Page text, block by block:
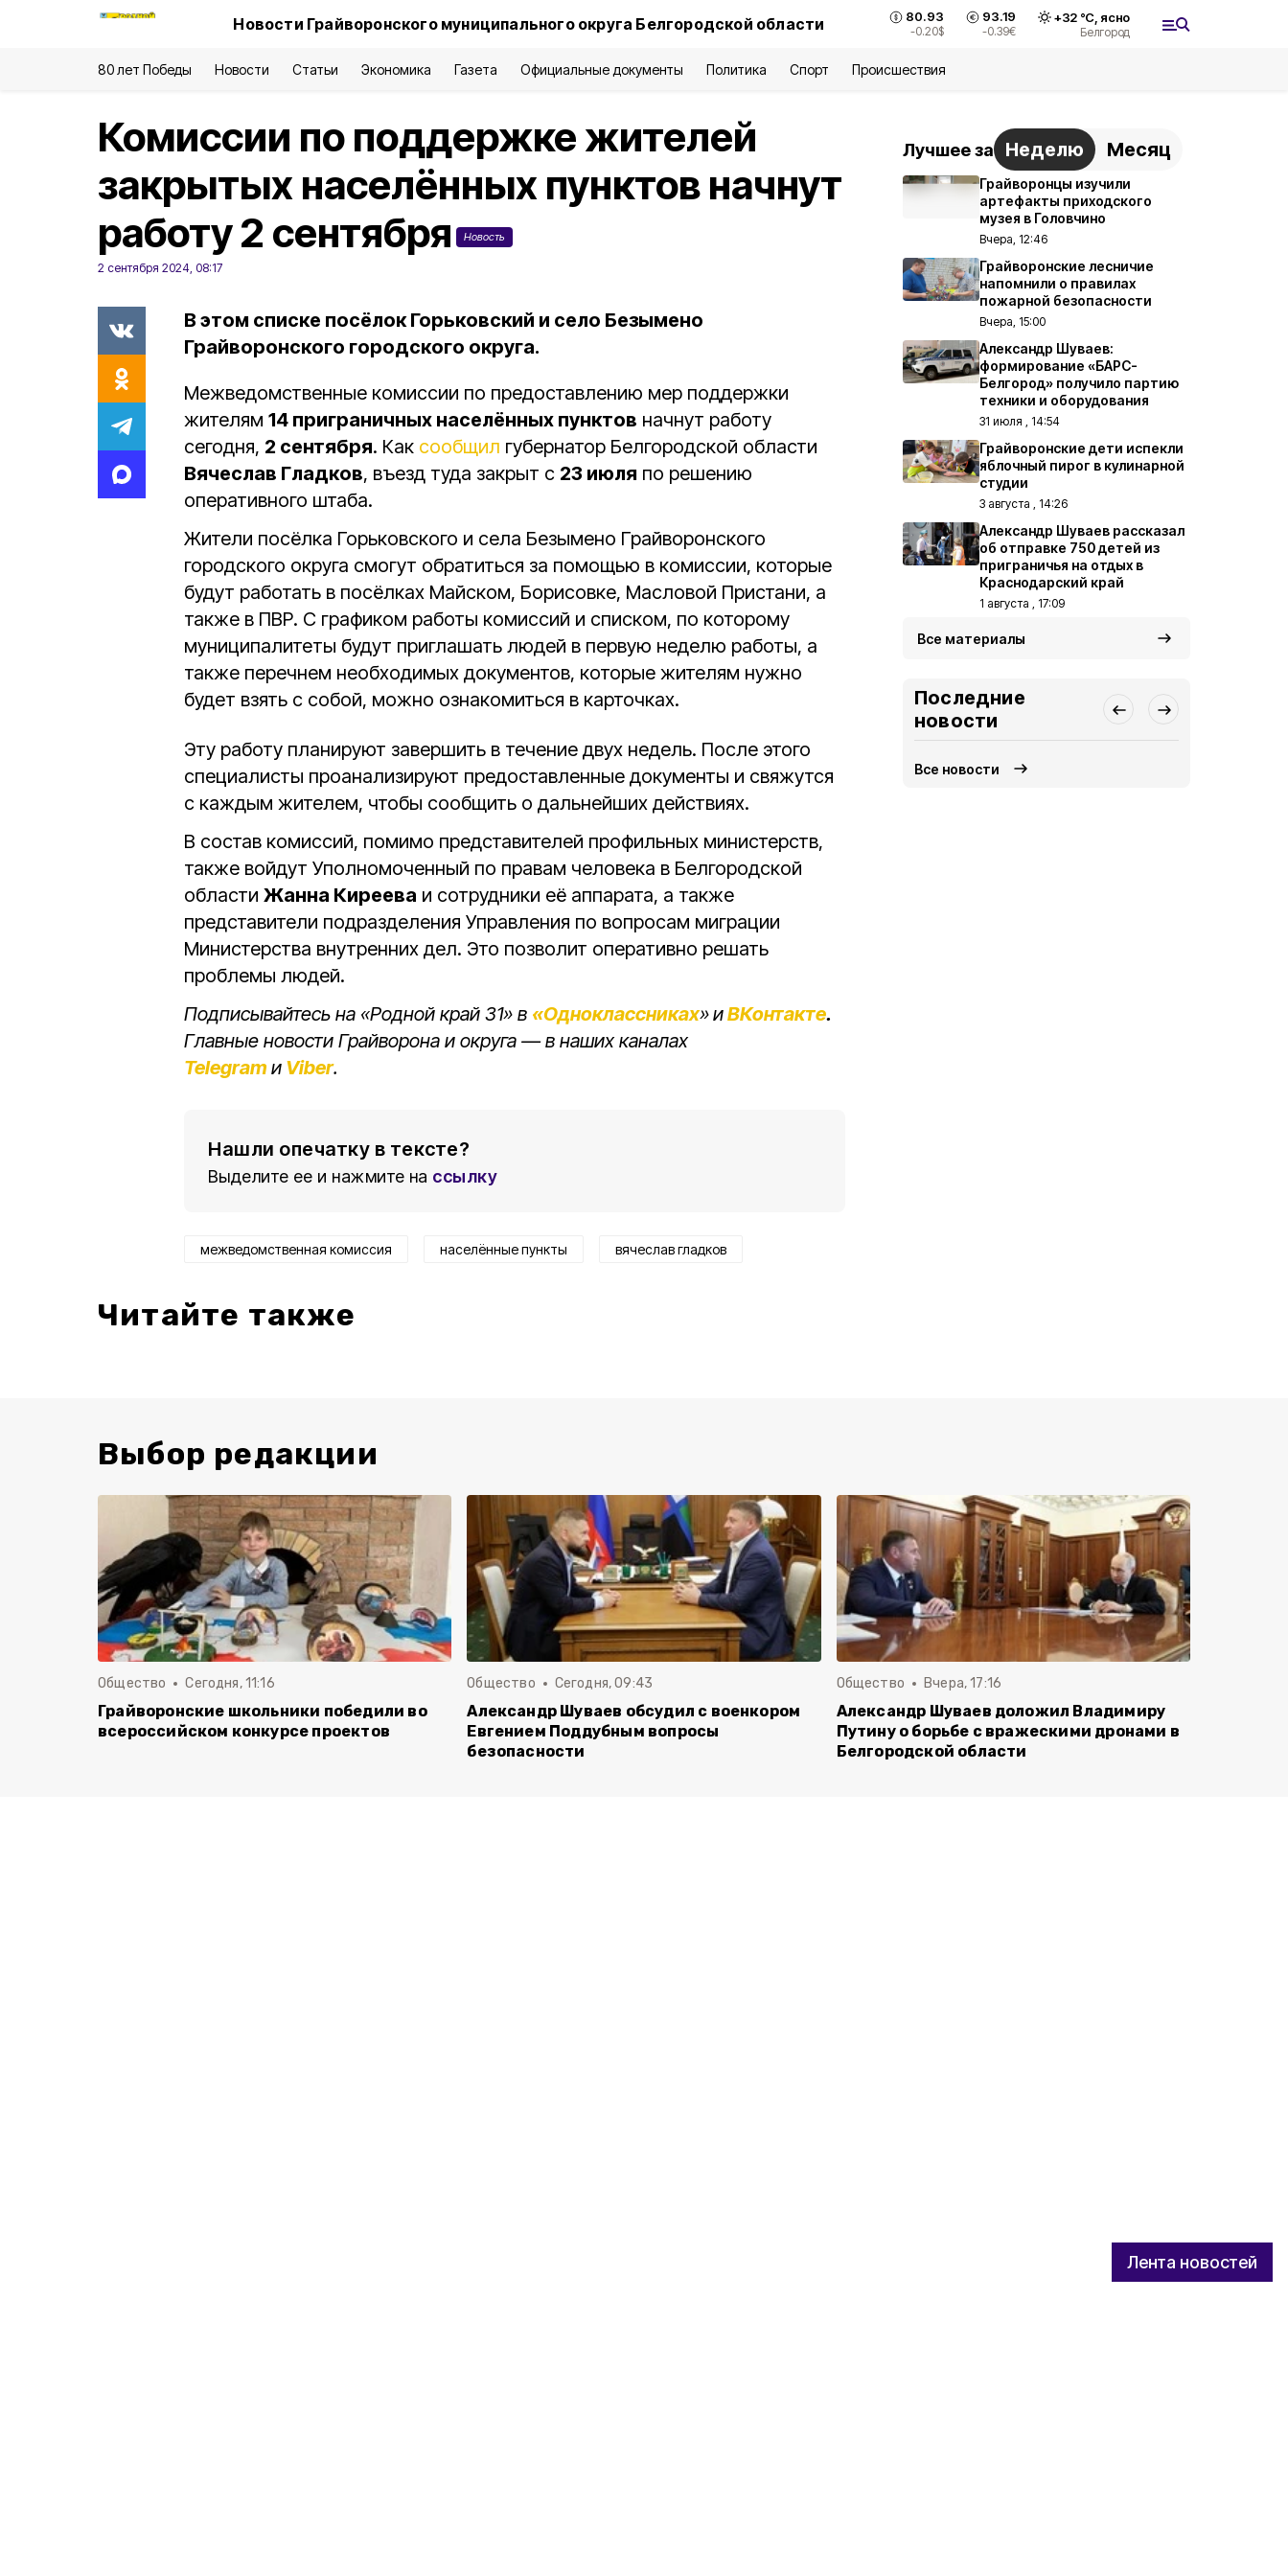
Новости Грайворонского муниципального округа Белгородской области 80.93
-0.20$
93.19
-0.39€
+32°С, ясно
Белгород
80 лет Победы Новости Статьи Экономика Газета Официальные документы Политика Спорт Происшествия
Лента новостей
Комиссии по поддержке жителей
закрытых населённых пунктов начнут
работу 2 сентября
Новость
2 сентября 2024, 08:17
В этом списке посёлок Горьковский и село Безымено
Грайворонского городского округа.
Межведомственные комиссии по предоставлению мер поддержки
жителям 14 приграничных населённых пунктов начнут работу
сегодня, 2 сентября. Как сообщил губернатор Белгородской области
Вячеслав Гладков, въезд туда закрыт с 23 июля по решению
оперативного штаба.
Жители посёлка Горьковского и села Безымено Грайворонского
городского округа смогут обратиться за помощью в комиссии, которые
будут работать в посёлках Майском, Борисовке, Масловой Пристани, а
также в ПВР. С графиком работы комиссий и списком, по которому
муниципалитеты будут приглашать людей в первую неделю работы, а
также перечнем необходимых документов, которые жителям нужно
будет взять с собой, можно ознакомиться в карточках.
Эту работу планируют завершить в течение двух недель. После этого
специалисты проанализируют предоставленные документы и свяжутся
с каждым жителем, чтобы сообщить о дальнейших действиях.
В состав комиссий, помимо представителей профильных министерств,
также войдут Уполномоченный по правам человека в Белгородской
области Жанна Киреева и сотрудники её аппарата, а также
представители подразделения Управления по вопросам миграции
Министерства внутренних дел. Это позволит оперативно решать
проблемы людей.
Подписывайтесь на «Родной край 31» в «Одноклассниках»иВКонтакте.
Главные новости Грайворона и округа — в наших каналах
Telegram и Viber.
Нашли опечатку в тексте?
Выделите ее и нажмите на ссылку
межведомственная комиссия населённые пункты вячеслав гладков
Читайте также
Лучшее за Неделю Месяц
Грайворонцы изучили
артефакты приходского
музея в Головчино
Вчера, 12:46
Грайворонские лесничие
напомнили о правилах
пожарной безопасности
Вчера, 15:00
Александр Шуваев:
формирование «БАРС-
Белгород» получило партию
техники и оборудования
31 июля , 14:54
Грайворонские дети испекли
яблочный пирог в кулинарной
студии
3 августа , 14:26
Александр Шуваев рассказал
об отправке 750 детей из
приграничья на отдых в
Краснодарский край
1 августа , 17:09
Все материалы
Последние
новости
Все новости
Выбор редакции
Общество Сегодня, 11:16
Грайворонские школьники победили во
всероссийском конкурсе проектов
Общество Сегодня, 09:43
Александр Шуваев обсудил с военкором
Евгением Поддубным вопросы
безопасности
Общество Вчера, 17:16
Александр Шуваев доложил Владимиру
Путину о борьбе с вражескими дронами в
Белгородской области